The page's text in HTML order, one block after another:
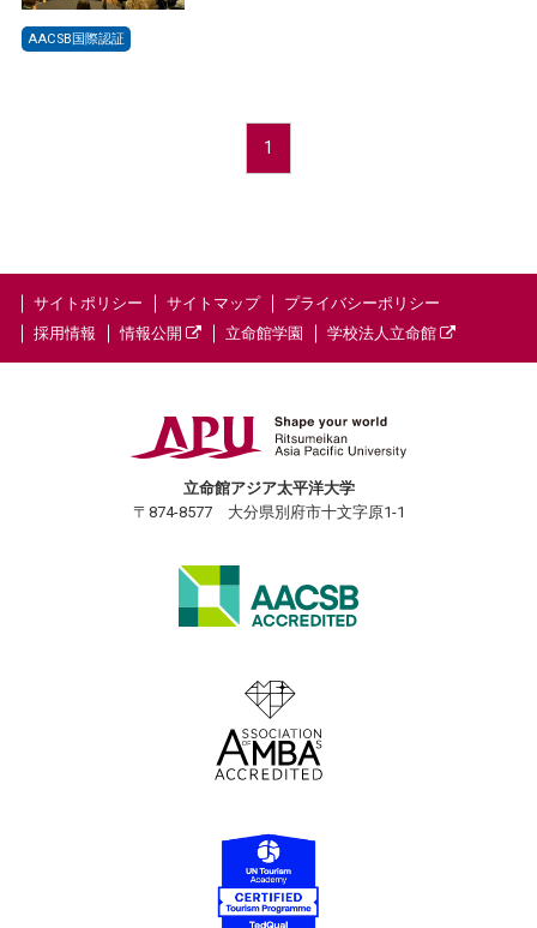
AACSB国際認証
1
サイトポリシー サイトマップ
プライバシーポリシー
採用情報
情報公開 立命館学園 学校法人立命館
立命館アジア太平洋大学
〒874-8577 大分県別府市十文字原1-1